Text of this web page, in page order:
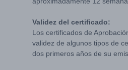
Validez del certificado:
Los certificados de
validez de algunos tipos de
dos primeros años de su